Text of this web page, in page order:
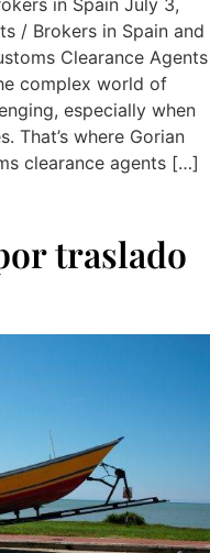
/ Brokers in Spain and
Clearance Agents
complex world of
especially when
That’s where Gorian
clearance agents […]
traslado